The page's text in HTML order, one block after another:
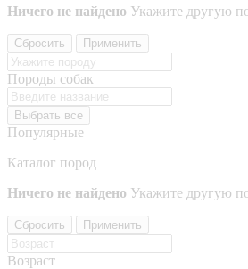
Ничего не найдено Укажите другую
Сбросить Применить
Породы собак
Выбрать все
Популярные
Каталог пород
Ничего не найдено Укажите другую
Сбросить Применить
Возраст